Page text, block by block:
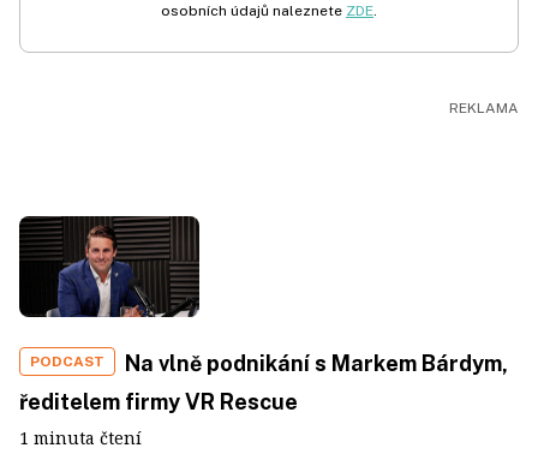
osobních údajů naleznete ZDE.
PODCAST
Na vlně podnikání s Markem Bárdym,
ředitelem firmy VR Rescue
1 minuta čtení